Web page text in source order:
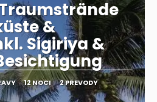
&
Sigiriya &
12 NOCI 2 PREVODY